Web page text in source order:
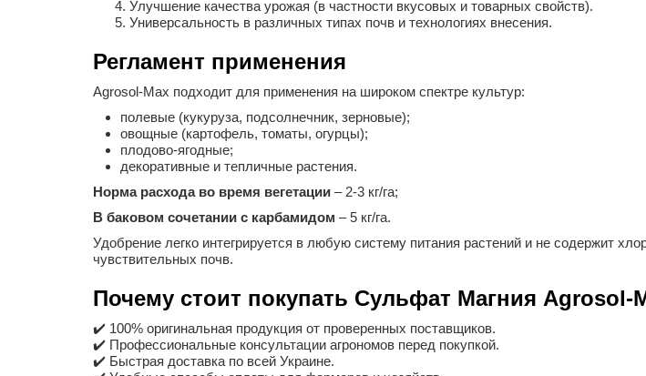
Улучшение качества урожая (в частности вкусовых и товарных свойств).
Универсальность в различных типах почв и технологиях внесения.
Регламент применения
Agrosol-Max подходит для применения на широком спектре культур:
полевые (кукуруза, подсолнечник, зерновые);
овощные (картофель, томаты, огурцы);
плодово-ягодные;
декоративные и тепличные растения.
Норма расхода во время вегетации – 2-3 кг/га;
В баковом сочетании с карбамидом – 5 кг/га.
Удобрение легко интегрируется в любую систему питания растений и не содержит
чувствительных почв.
Почему стоит покупать Сульфат Магния Agrosol-
✔️ 100% оригинальная продукция от проверенных поставщиков.
✔️ Профессиональные консультации агрономов перед покупкой.
✔️ Быстрая доставка по всей Украине.